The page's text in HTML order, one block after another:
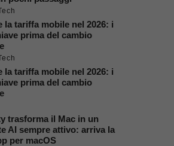
la tariffa mobile nel 2026: i
prima del cambio
la tariffa mobile nel 2026: i
prima del cambio
trasforma il Mac in un
AI sempre attivo: arriva la
per macOS